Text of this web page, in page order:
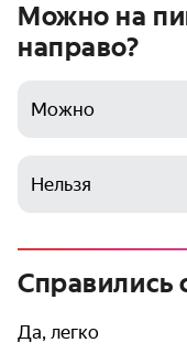
Можно на
направо?
Можно
Нельзя
Справились
Да, легко